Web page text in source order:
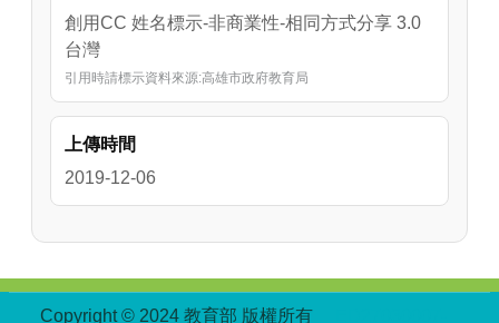
創用CC 姓名標示-非商業性-相同方式分享 3.0
台灣
引用時請標示資料來源:高雄市政府教育局
上傳時間
2019-12-06
Copyright © 2024 教育部 版權所有